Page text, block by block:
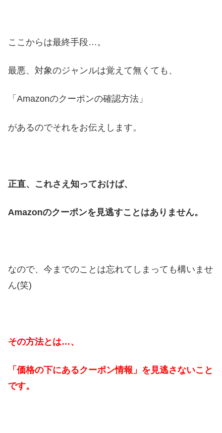
ここからは最終手段…。
最悪、対象のジャンルは覚えて無くても、
「Amazonのクーポンの確認方法」
があるのでそれをお伝えします。
正直、これさえ知っておけば、
Amazonのクーポンを見逃すことはありません。
なので、今までのことは忘れてしまっても構いませ
ん(笑)
その方法とは…、
「価格の下にあるクーポン情報」を見逃さないこと
です。